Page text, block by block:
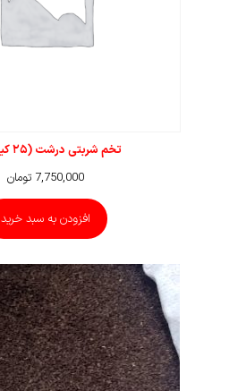
تخم شربتی درشت (۲۵ کیلوگرم)
7,750,000 تومان
افزودن به سبد خرید